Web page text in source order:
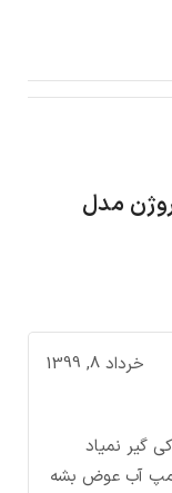
مدل
خرداد 8, 1399
گیر نمیاد
آب عوض بشه